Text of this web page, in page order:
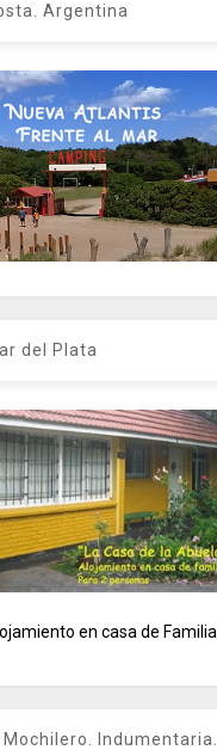
Argentina
del Plata
en casa de Familia
Mochilero. Indumentaria.